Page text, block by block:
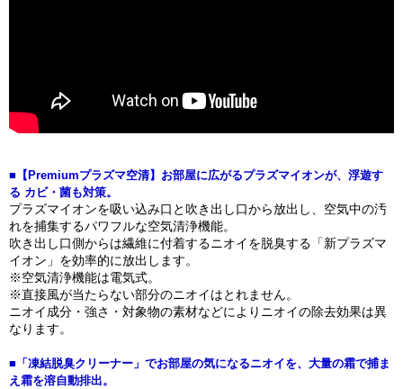
■【Premiumプラズマ空清】お部屋に広がるプラズマイオンが、浮遊す
る カビ・菌も対策。
プラズマイオンを吸い込み口と吹き出し口から放出し、空気中の汚
れを捕集するパワフルな空気清浄機能。
吹き出し口側からは繊維に付着するニオイを脱臭する「新プラズマ
イオン」を効率的に放出します。
※空気清浄機能は電気式。
※直接風が当たらない部分のニオイはとれません。
ニオイ成分・強さ・対象物の素材などによりニオイの除去効果は異
なります。
■「凍結脱臭クリーナー」でお部屋の気になるニオイを、大量の霜で捕ま
え霜を溶自動排出。